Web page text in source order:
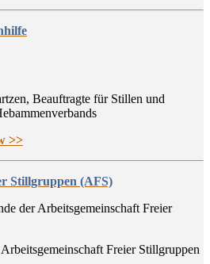
Beauftragte für Stillen und
>>
Stillgruppen (AFS)
Freier Stillgruppen